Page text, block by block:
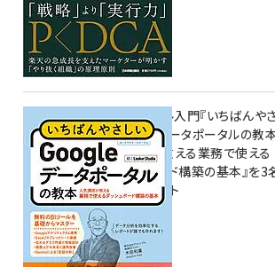
無料BIツール入門『いちばんや
いGoogleデータポータルの教
人気講師が教える業務で使える
ダッシュボード構築の基本』を3
様にプレゼント
7月31日 10:00